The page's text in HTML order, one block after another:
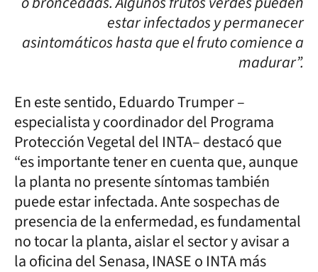
estar infectados y permanecer
asintomáticos hasta que el fruto comience a
madurar”.
En este sentido, Eduardo Trumper –
especialista y coordinador del Programa
Protección Vegetal del INTA– destacó que
“es importante tener en cuenta que, aunque
la planta no presente síntomas también
puede estar infectada. Ante sospechas de
presencia de la enfermedad, es fundamental
no tocar la planta, aislar el sector y avisar a
la oficina del Senasa, INASE o INTA más